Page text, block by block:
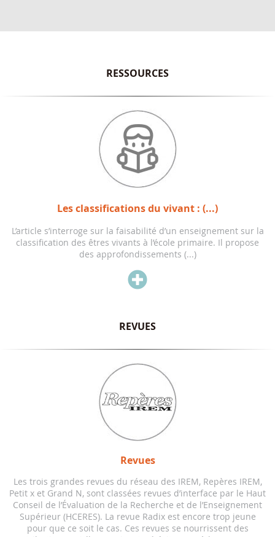
RESSOURCES
Les classifications du vivant : (...)
L’article s’interroge sur la faisabilité d’un enseignement sur la
classification des êtres vivants à l’école primaire. Il propose
des approfondissements (...)

REVUES
Revues
Les trois grandes revues du réseau des IREM, Repères IREM,
Petit x et Grand N, sont classées revues d’interface par le Haut
Conseil de l’Évaluation de la Recherche et de l’Enseignement
Supérieur (HCERES). La revue Radix est encore trop jeune
pour que ce soit le cas. Ces revues se nourrissent des